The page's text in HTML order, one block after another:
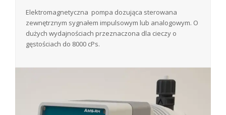
Elektromagnetyczna pompa dozująca sterowana
zewnętrznym sygnałem impulsowym lub analogowym. O
dużych wydajnościach przeznaczona dla cieczy o
gęstościach do 8000 cPs.